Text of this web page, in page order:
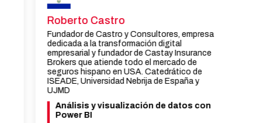
Roberto Castro
Fundador de Castro y Consultores, empresa
dedicada a la transformación digital
empresarial y fundador de Castay Insurance
Brokers que atiende todo el mercado de
seguros hispano en USA. Catedrático de
ISEADE, Universidad Nebrija de España y
UJMD
Análisis y visualización de datos con
Power BI